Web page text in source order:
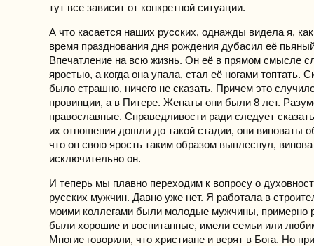
тут все зависит от конкретной ситуации.
А что касается наших русских, однажды видела я,
время празднования дня рождения дубасил её
Впечатление на всю жизнь. Он её в прямом смысле
яростью, а когда она упала, стал её ногами топтать.
было страшно, ничего не сказать. Причем это
провинции, а в Питере. Женаты они были 8 лет.
православные. Справедливости ради следует
их отношения дошли до такой стадии, они виноваты
что он свою ярость таким образом выплеснул,
исключительно он.
И теперь мы плавно переходим к вопросу о
русских мужчин. Давно уже нет. Я работала в
моими коллегами были молодые мужчины, примерно
были хорошие и воспитанные, имели семьи или
Многие говорили, что христиане и верят в Бога. Но